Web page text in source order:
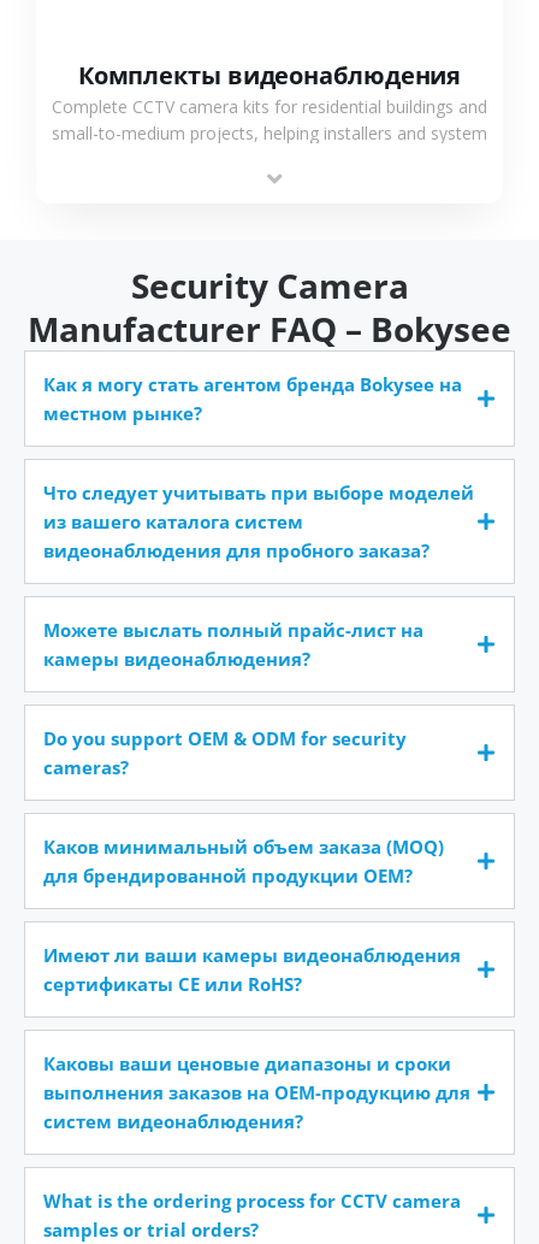
Комплекты видеонаблюдения
Complete CCTV camera kits for residential buildings and
small-to-medium projects, helping installers and system
time.
Security Camera
Manufacturer FAQ – Bokysee
Как я могу стать агентом бренда Bokysee на
местном рынке?
Что следует учитывать при выборе моделей
из вашего каталога систем
видеонаблюдения для пробного заказа?
Можете выслать полный прайс-лист на
камеры видеонаблюдения?
Do you support OEM & ODM for security
cameras?
Каков минимальный объем заказа (MOQ)
для брендированной продукции OEM?
Имеют ли ваши камеры видеонаблюдения
сертификаты CE или RoHS?
Каковы ваши ценовые диапазоны и сроки
выполнения заказов на OEM-продукцию для
систем видеонаблюдения?
What is the ordering process for CCTV camera
samples or trial orders?